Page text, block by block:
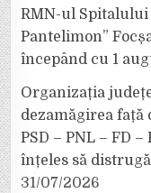
RMN-ul
Pantelimon”
începând cu 1
Organizația
dezamăgirea față
PSD – PNL – FD
înțeles să
31/07/2026